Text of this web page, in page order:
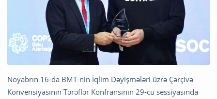
Noyabrın 16-da BMT-nin İqlim Dəyişmələri üzrə Çərçivə
Konvensiyasının Tərəflər Konfransının 29-cu sessiyasında